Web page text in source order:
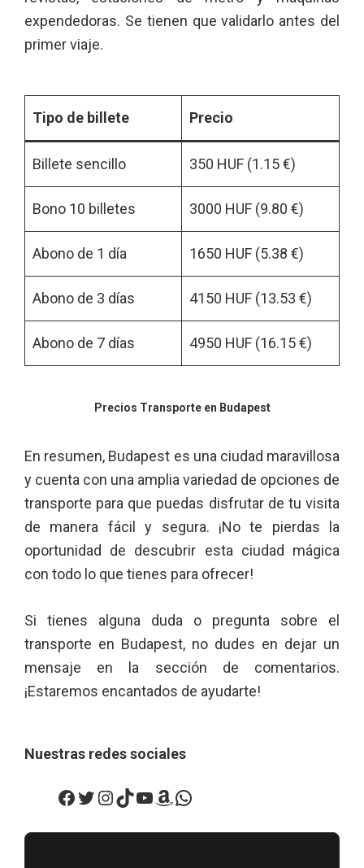
expendedoras. Se tienen que validarlo antes del
primer viaje.
Tipo de billete Precio
Billete sencillo 350 HUF (1.15 €)
Bono 10 billetes 3000 HUF (9.80 €)
Abono de 1 día 1650 HUF (5.38 €)
Abono de 3 días 4150 HUF (13.53 €)
Abono de 7 días 4950 HUF (16.15 €)
Precios Transporte en Budapest
En resumen, Budapest es una ciudad maravillosa
y cuenta con una amplia variedad de opciones de
transporte para que puedas disfrutar de tu visita
de manera fácil y segura. ¡No te pierdas la
oportunidad de descubrir esta ciudad mágica
con todo lo que tienes para ofrecer!
Si tienes alguna duda o pregunta sobre el
transporte en Budapest, no dudes en dejar un
mensaje en la sección de comentarios.
¡Estaremos encantados de ayudarte!
Nuestras redes sociales
Facebook
Twitter
Instagram
TikTok
YouTube
Amazon
WhatsApp